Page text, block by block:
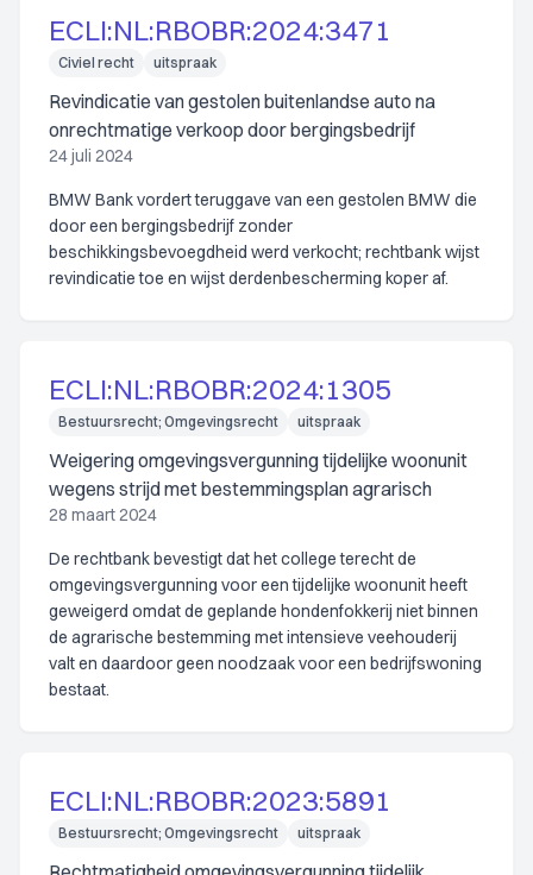
ECLI:NL:RBOBR:2024:3471
Civiel recht uitspraak
Revindicatie van gestolen buitenlandse auto na
onrechtmatige verkoop door bergingsbedrijf
24 juli 2024
BMW Bank vordert teruggave van een gestolen BMW die
door een bergingsbedrijf zonder
beschikkingsbevoegdheid werd verkocht; rechtbank wijst
revindicatie toe en wijst derdenbescherming koper af.
ECLI:NL:RBOBR:2024:1305
Bestuursrecht; Omgevingsrecht uitspraak
Weigering omgevingsvergunning tijdelijke woonunit
wegens strijd met bestemmingsplan agrarisch
28 maart 2024
De rechtbank bevestigt dat het college terecht de
omgevingsvergunning voor een tijdelijke woonunit heeft
geweigerd omdat de geplande hondenfokkerij niet binnen
de agrarische bestemming met intensieve veehouderij
valt en daardoor geen noodzaak voor een bedrijfswoning
bestaat.
ECLI:NL:RBOBR:2023:5891
Bestuursrecht; Omgevingsrecht uitspraak